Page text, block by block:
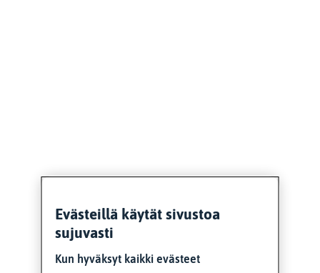
Evästeillä käytät sivustoa
sujuvasti
Kun hyväksyt kaikki evästeet